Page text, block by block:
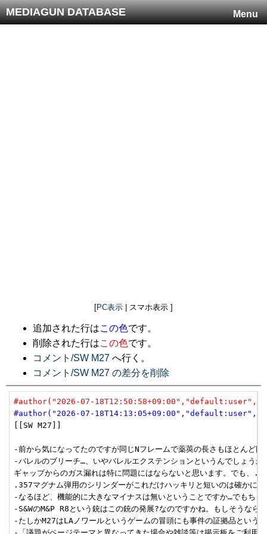
Menu
MEDIAGUN DATABASE
[PC表示 | スマホ表示 ]
追加された行はこの色です。
削除された行はこの色です。
コメント/SW M27 へ行く。
コメント/SW M27 の差分を削除
#author("2026-07-
#author("2026-07-
[[SW M27]]
-前から気になってたのですが同じNフレームで薬莢の長さもほとん
-バレルのブリーチ…、いやバレルエクステンションというんでしょう
ギャップからのガス漏れは特に問題にはならないと思います。でも、
.357マグナム弾用のシリンダーがこれだけハッキリと短いのは
-なるほど、機能的に大きなマイナスは無いということですか…
-S&WのM&P R8という銃はこの銃の発展?なのですかね。もしそ
-たしかM27はLAノワールというゲームの冒頭にも事件の証拠品
-「議題がページテーマと異なってきた場合や雑談等は掲示板をご利